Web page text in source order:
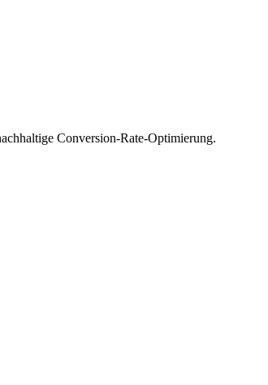
Conversion-Rate-Optimierung.